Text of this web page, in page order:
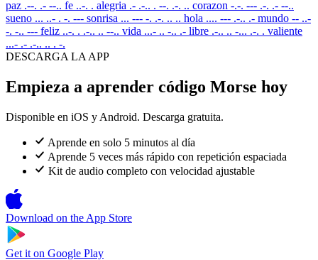
paz .--. .- --.. fe ..-. . alegria .- .-.. . --. .-. .. corazon -.-. --- .-. .- --..
sueno ... ..- . -. --- sonrisa ... --- -. .-. .. .. hola .... --- .-.. .- mundo -- ..-
-. -.. --- feliz ..-. . .-.. .. --.. vida ...- .. -.. .- libre .-.. .. -... .-. . valiente
...- .- .-.. .. . -.
DESCARGA LA APP
Empieza a aprender código Morse hoy
Disponible en iOS y Android. Descarga gratuita.
Aprende en solo 5 minutos al día
Aprende 5 veces más rápido con repetición espaciada
Kit de audio completo con velocidad ajustable
Download on the App Store
Get it on Google Play